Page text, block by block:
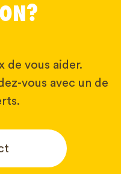
de vous aider.
vous avec un de